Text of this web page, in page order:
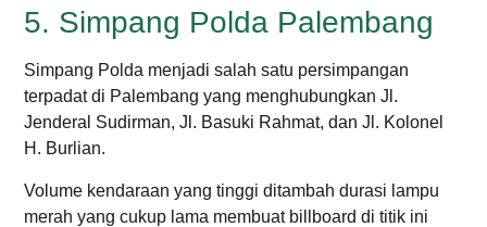
5. Simpang Polda Palembang
Simpang Polda menjadi salah satu persimpangan
terpadat di Palembang yang menghubungkan Jl.
Jenderal Sudirman, Jl. Basuki Rahmat, dan Jl. Kolonel
H. Burlian.
Volume kendaraan yang tinggi ditambah durasi lampu
merah yang cukup lama membuat billboard di titik ini